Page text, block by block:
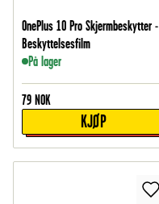
OnePlus 10 Pro Skjermbeskytter -
Beskyttelsesfilm
På lager
79 NOK
KJØP